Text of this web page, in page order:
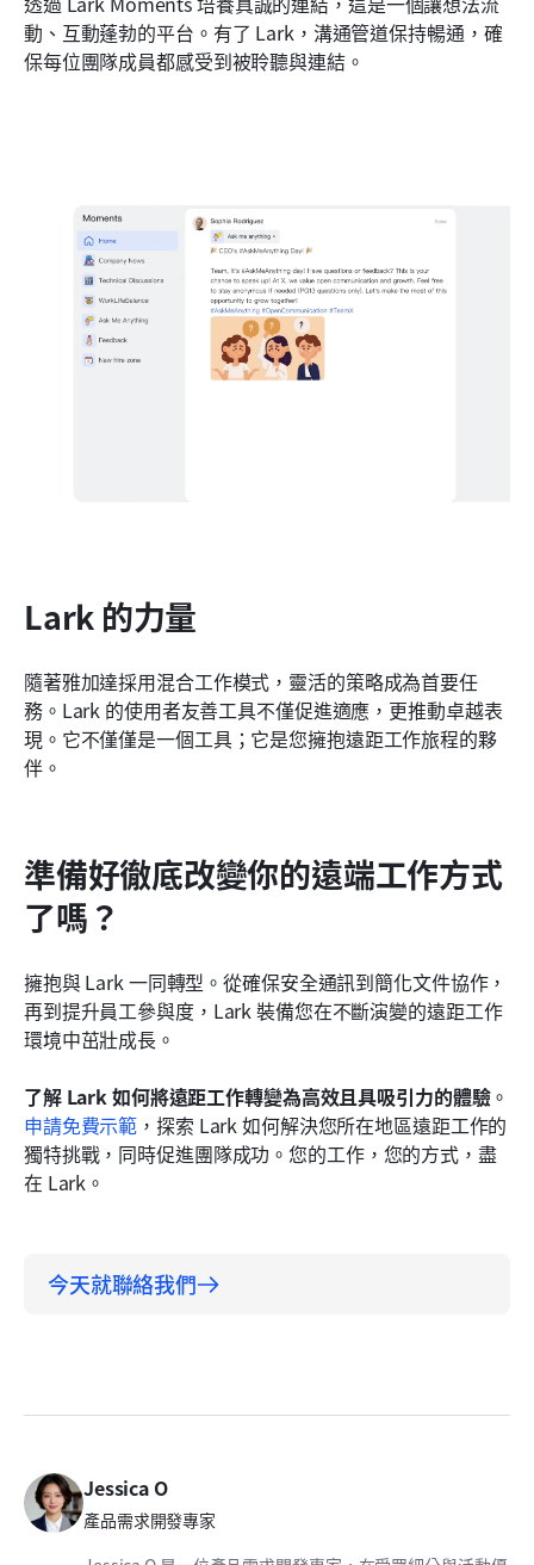
動、互動蓬勃的平台。有了 Lark，溝通管道保持暢通，確
保每位團隊成員都感受到被聆聽與連結。
Lark 的力量
隨著雅加達採用混合工作模式，靈活的策略成為首要任
務。Lark 的使用者友善工具不僅促進適應，更推動卓越表
現。它不僅僅是一個工具；它是您擁抱遠距工作旅程的夥
伴。
準備好徹底改變你的遠端工作方式
了嗎？
擁抱與 Lark 一同轉型。從確保安全通訊到簡化文件協作，
再到提升員工參與度，Lark 裝備您在不斷演變的遠距工作
環境中茁壯成長。
了解 Lark 如何將遠距工作轉變為高效且具吸引力的體驗。
申請免費示範 ，探索 Lark 如何解決您所在地區遠距工作的
獨特挑戰，同時促進團隊成功。您的工作，您的方式，盡
在 Lark。
今天就聯絡我們
Jessica O
產品需求開發專家